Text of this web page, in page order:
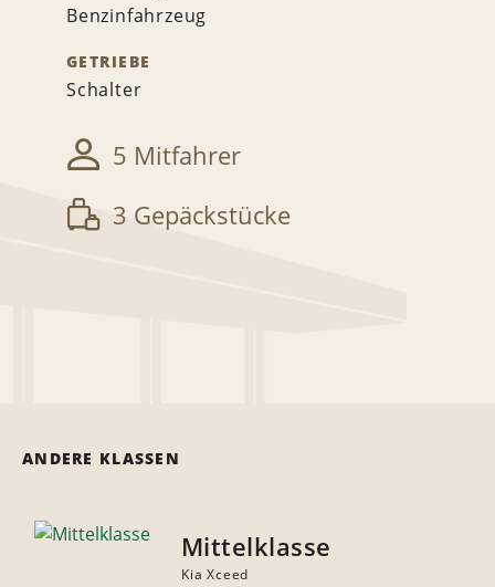
Benzinfahrzeug
GETRIEBE
Schalter
5 Mitfahrer
3 Gepäckstücke
ANDERE KLASSEN
Mittelklasse
Kia Xceed